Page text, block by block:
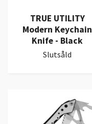
TRUE UTILITY
Modern Keychain
Knife - Black
Slutsåld